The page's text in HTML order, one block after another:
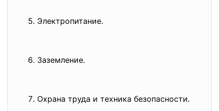
Электропитание.
Заземление.
Охрана труда и техника безопасности.